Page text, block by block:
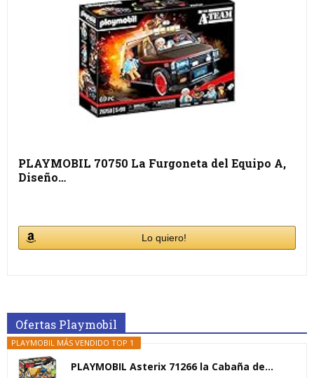
PLAYMOBIL 70750 La Furgoneta del Equipo A,
Diseño…
Lo quiero!
Ofertas Playmobil
PLAYMOBIL MÁS VENDIDO TOP 1
PLAYMOBIL Asterix 71266 la Cabaña de...